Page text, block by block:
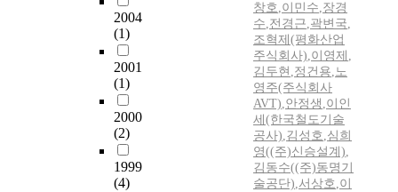
2004
(1)
2001
(1)
2000
(2)
1999
(4)
창호,이민수,장경
수,전경근,곽변국,
조혁제(평화산업
주식회사),이영제 ,
김두현 ,정건용,노
영주(주식회사
AVT),안정생 ,이인
세(한국철도기술
공사),김성호,심희
영((주)신승설계),
김동수((주)동명기
술공단),서상호,이